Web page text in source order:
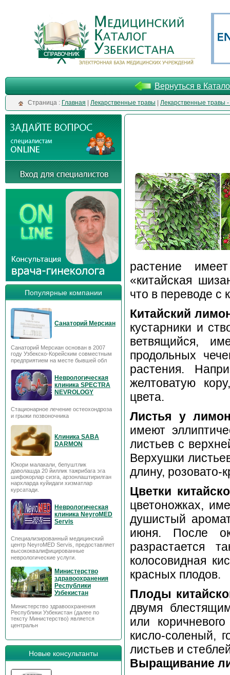
Вернуться в
Cтраница : Главная Лекарственные травы Лекарственные травы
Популярные компании
Санаторий Мерсиан
Санаторий Мерсиан основан в 2007
году Узбекско-Корейским совместным
предприятием на месте бывшей обл
Неврологическая
клиника SPECTRA
NEVROLOGY
Стационарное лечение остеохондроза
и грыжи позвоночника
Клиника SABA
DARMON
Юкори малакали, бепуштлик
даволашда 20 йиллик тажрибага эга
шифокорлар сизга, арзонлаштирилган
нархларда куйидаги хизматлар
курсатади.
Неврологическая
клиника NeyroMED
Servis
Специализированный медицинский
центр NeyroMED Servis, предоставляет
высококвалифицированные
неврологические услуги.
Министерство
здравоохранения
Республики
Узбекистан
Министерство здравоохранения
Республики Узбекистан (далее по
тексту Министерство) является
центральн
Новые консультанты
растение
«китайская
что в переводе с
Китайский
кустарники и
ветвящийся,
продольных
растения.
желтоватую
цвета.
Листья у
имеют
листьев с
Верхушки
длину, розовато-
Цветки
цветоножках,
душистый
июня. После
разрастается
колосовидная
красных плодов.
Плоды
двумя
или
кисло-соленый,
листьев и
Выращивание